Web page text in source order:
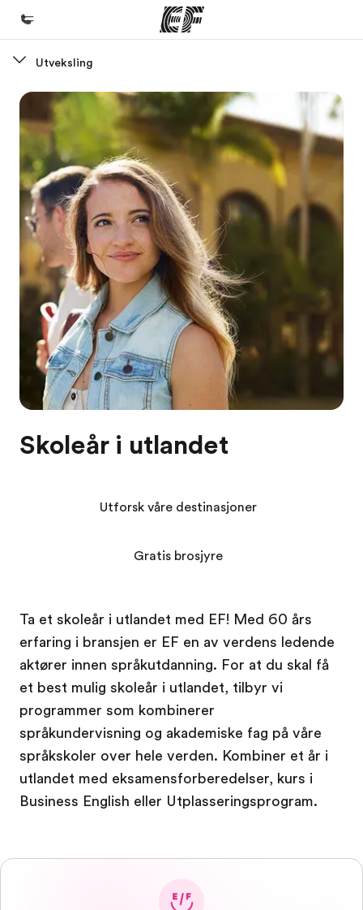
Velkommen til EF
Programmer
Se alt vi tilbyr
Kontorer
Finn et kontor
Om oss
Hvem vi er
Karriere
Bli en del av vårt team
Utveksling
Skoleår i utlandet
Ta et skoleår i utlandet med EF! Med 60 års
erfaring i bransjen er EF en av verdens ledende
aktører innen språkutdanning. For at du skal få
et best mulig skoleår i utlandet, tilbyr vi
programmer som kombinerer
språkundervisning og akademiske fag på våre
språkskoler over hele verden. Kombiner et år i
utlandet med eksamensforberedelser, kurs i
Business English eller Utplasseringsprogram.
Utforsk våre destinasjoner
Gratis brosjyre